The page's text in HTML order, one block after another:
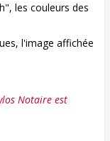
les couleurs des
l'image affichée
Notaire est